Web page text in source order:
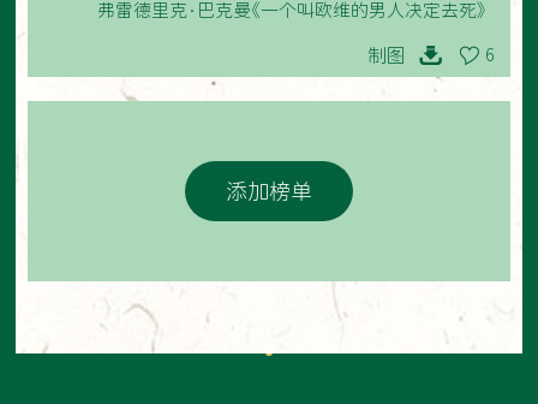
弗雷德里克·巴克曼《一个叫欧维的男人决定去死》
制图 6
添加榜单